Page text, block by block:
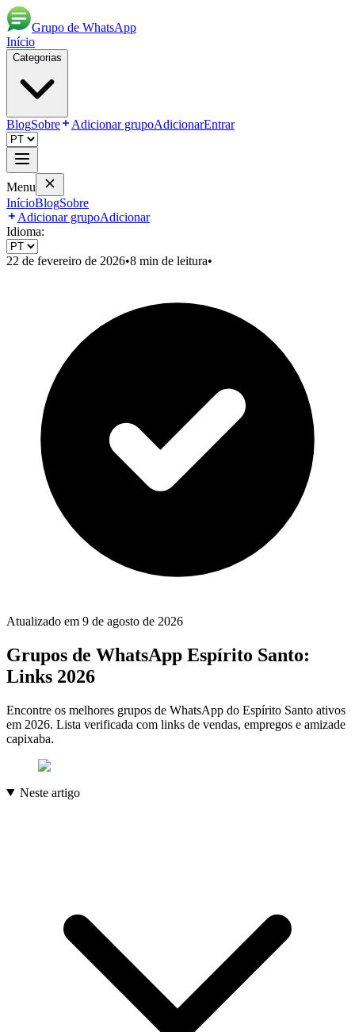
Grupo de WhatsApp
Início
Categorias
BlogSobre Adicionar grupoAdicionarEntrar
Menu
InícioBlogSobre
Adicionar grupoAdicionar
Idioma:
22 de fevereiro de 2026•8 min de leitura•
Atualizado em 9 de agosto de 2026
Grupos de WhatsApp Espírito Santo:
Links 2026
Encontre os melhores grupos de WhatsApp do Espírito Santo ativos
em 2026. Lista verificada com links de vendas, empregos e amizade
capixaba.
Neste artigo